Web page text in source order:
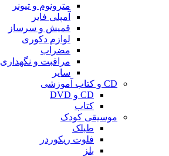
مترونوم و تیونر
آمپلی فایر
قمیش و سرساز
لوازم دکوری
مضراب
مراقبت و نگهداری
سایر
CD و کتاب آموزشی
CD و DVD
کتاب
موسیقی کودک
طبلک
فلوت ریکوردر
بلز